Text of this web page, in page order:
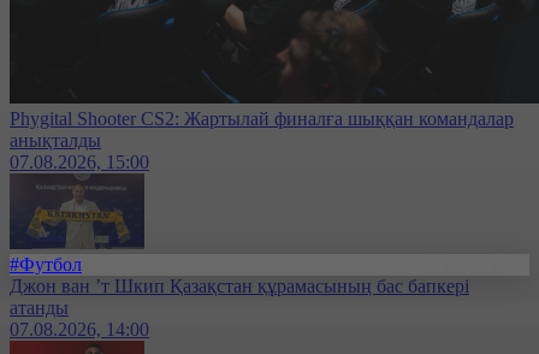
Phygital Shooter CS2: Жартылай финалға шыққан командалар
анықталды
07.08.2026, 15:00
#Футбол
Джон ван ’т Шкип Қазақстан құрамасының бас бапкері
атанды
07.08.2026, 14:00